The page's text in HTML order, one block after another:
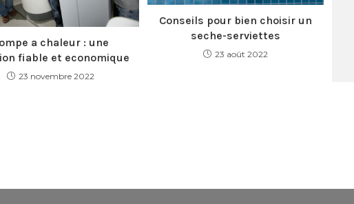
a chaleur : une
fiable et economique
23 novembre 2022
Conseils pour bien choisir un
seche-serviettes
23 août 2022